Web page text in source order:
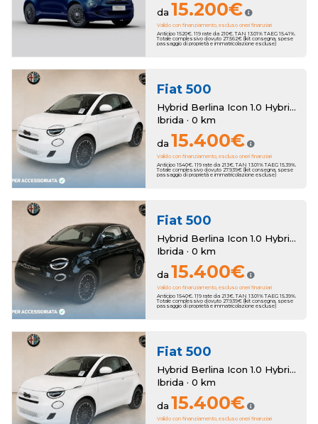
da 15.200€
Valido con finanziamento, escluso oneri finanziari
Anticipo 1520€. 119 rate da 210€. TAN 13.01% TAEG 15.41%.
Totale complessivo dovuto 27.562€ (kit consegna, spese
passaggio di proprietà e immatricolazione escluse)
Fiat 500
Hybrid Berlina Icon 1.0 Hybrid Berlina Km Zero
Ibrida · 0 km
da 15.400€
Valido con finanziamento, escluso oneri finanziari
Anticipo 1540€. 119 rate da 213€. TAN 13.01% TAEG 15.39%.
Totale complessivo dovuto 27.939€ (kit consegna, spese
passaggio di proprietà e immatricolazione escluse)
Fiat 500
Hybrid Berlina Icon 1.0 Hybrid Berlina Km Zero
Ibrida · 0 km
da 15.400€
Valido con finanziamento, escluso oneri finanziari
Anticipo 1540€. 119 rate da 213€. TAN 13.01% TAEG 15.39%.
Totale complessivo dovuto 27.939€ (kit consegna, spese
passaggio di proprietà e immatricolazione escluse)
Fiat 500
Hybrid Berlina Icon 1.0 Hybrid Berlina Km Zero
Ibrida · 0 km
da 15.400€
Valido con finanziamento, escluso oneri finanziari